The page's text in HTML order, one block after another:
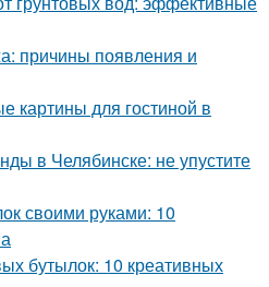
причины появления и
картины для гостиной в
в Челябинске: не упустите
своими руками: 10
бутылок: 10 креативных